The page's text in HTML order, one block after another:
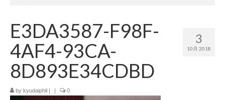
演奏会情報 3
10月 2018
E3DA3587-F98F-
4AF4-93CA-
8D893E34CDBD
by kyudaiphil 0